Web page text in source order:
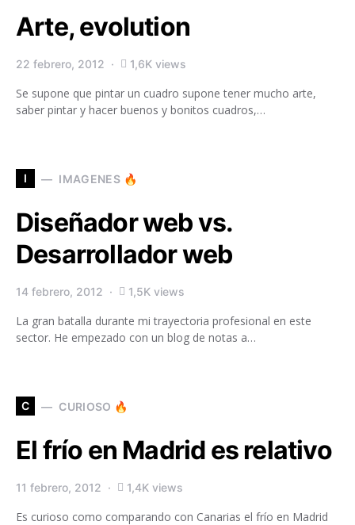
Arte, evolution
22 febrero, 2012 1,6K views
Se supone que pintar un cuadro supone tener mucho arte,
saber pintar y hacer buenos y bonitos cuadros,…
I IMAGENES 🔥
Diseñador web vs.
Desarrollador web
14 febrero, 2012 1,5K views
La gran batalla durante mi trayectoria profesional en este
sector. He empezado con un blog de notas a…
C CURIOSO 🔥
El frío en Madrid es relativo
11 febrero, 2012 1,4K views
Es curioso como comparando con Canarias el frío en Madrid